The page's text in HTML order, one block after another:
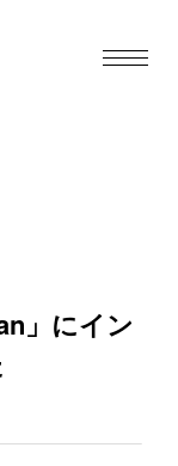
」にイン
か